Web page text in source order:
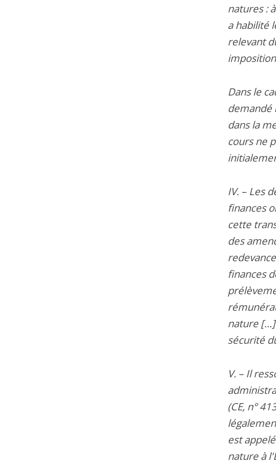
natures :
a habilité
relevant
Dans le
demandé
dans la
cours ne
IV. – Les
finances
cette
des
finances
nature
sécurité
V. – Il
(CE, n°
est
nature à